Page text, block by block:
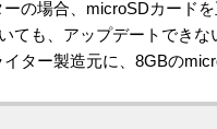
の場合、microSDカード
ても、アップデートでき
ター製造元に、8GBの